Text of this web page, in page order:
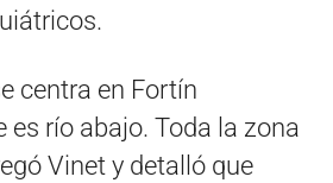
centra en Fortín
es río abajo. Toda la zona
Vinet y detalló que